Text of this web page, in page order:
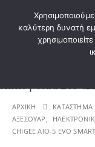
4221060 |
ΑΡΧΙΚΉ
ΚΑΤΆΣΤΗΜΑ
ΑΞΕΣΟΥΑΡ,
CHIGEE AIO-5 EVO
καλύτερη δυνατή